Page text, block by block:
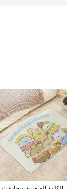
to-clean PVC, it
space, this
a practical choice